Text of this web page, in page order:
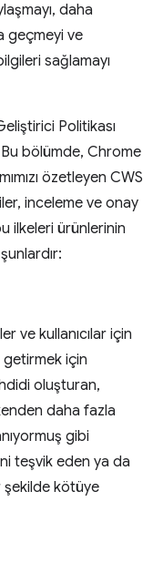
daha
geçmeyi ve
sağlamayı
Politikası
bölümde, Chrome
özetleyen CWS
inceleme ve onay
ilkeleri ürünlerinin
şunlardır:
ve kullanıcılar için
için
oluşturan,
daha fazla
gibi
teşvik eden ya da
şekilde kötüye